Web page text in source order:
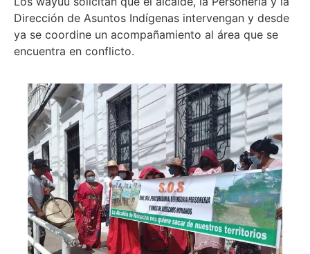
Dirección de Asuntos Indígenas intervengan y desde
ya se coordine un acompañamiento al área que se
encuentra en conflicto.